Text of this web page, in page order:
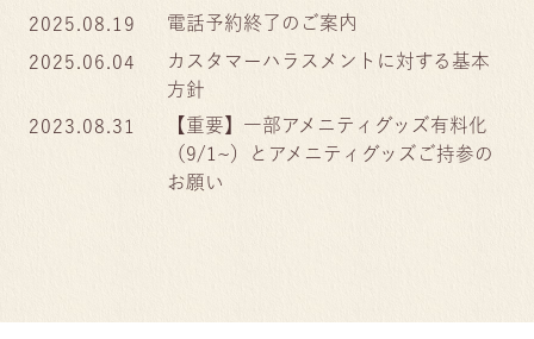
2025.08.19
電話予約終了のご案内
2025.06.04
カスタマーハラスメントに対する基本
方針
2023.08.31
【重要】一部アメニティグッズ有料化
（9/1~）とアメニティグッズご持参の
お願い